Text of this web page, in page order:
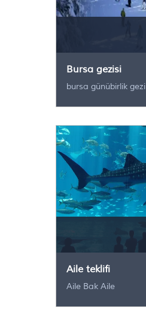
Bursa gezisi
bursa günübirlik gezi
Aile teklifi
Aile Bak Aile